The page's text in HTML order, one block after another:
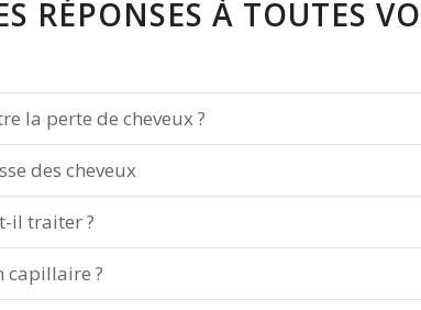
RÉPONSES À TOUTES
la perte de cheveux ?
des cheveux
il traiter ?
capillaire ?